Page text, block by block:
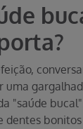
uma
"saúde
dentes